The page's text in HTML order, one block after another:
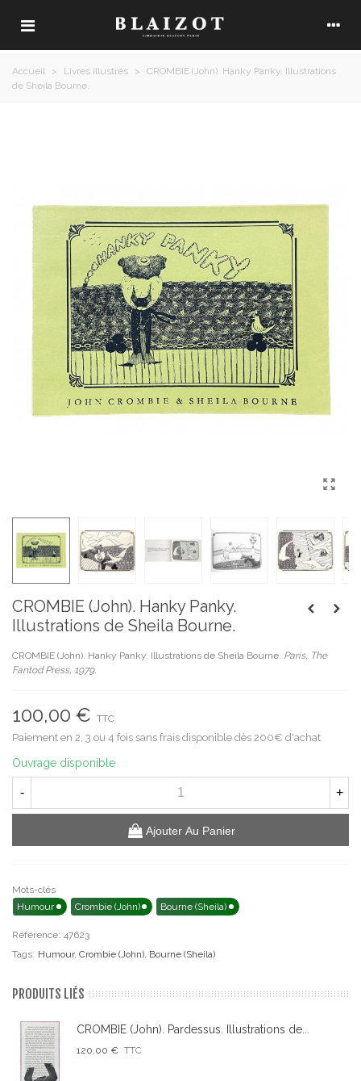
Accueil > Livres illustrés >
CROMBIE (John). Hanky Panky. Illustrations
de Sheila Bourne.
CROMBIE (John). Hanky Panky.
Illustrations de Sheila Bourne.
CROMBIE (John). Hanky Panky. Illustrations de Sheila Bourne. Paris, The
Fantod Press, 1979.
100,00 € TTC
Paiement en 2, 3 ou 4 fois sans frais disponible dès 200€ d'achat
Ouvrage disponible
- +
Ajouter Au Panier
Mots-clés
Humour
Crombie (John) Bourne (Sheila)
Référence: 47623
Tags: Humour, Crombie (John) Bourne (Sheila)
PRODUITS LIÉS
CROMBIE (John). Pardessus. Illustrations de...
120,00 € TTC